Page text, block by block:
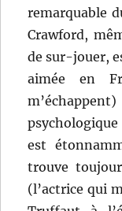
remarquable
Crawford,
de sur-jouer,
aimée en
psychologique
est
trouve
(l’actrice qui